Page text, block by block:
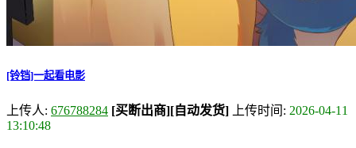
[铃铛]一起看电影
上传人: 676788284 [买断出商][自动发货] 上传时间: 2026-04-11
13:10:48